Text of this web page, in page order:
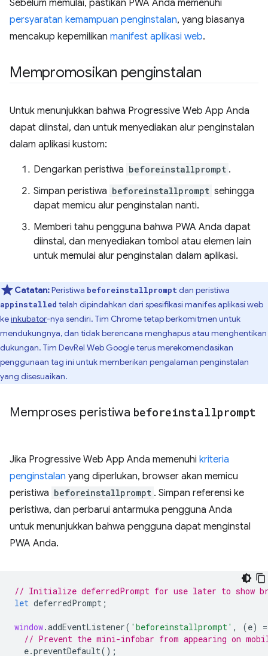
Sebelum memulai, pastikan PWA Anda memenuhi
persyaratan kemampuan penginstalan, yang biasanya
mencakup kepemilikan manifest aplikasi web.
Mempromosikan penginstalan
Untuk menunjukkan bahwa Progressive Web App Anda
dapat diinstal, dan untuk menyediakan alur penginstalan
dalam aplikasi kustom:
Dengarkan peristiwa beforeinstallprompt .
Simpan peristiwa beforeinstallprompt sehingga
dapat memicu alur penginstalan nanti.
Memberi tahu pengguna bahwa PWA Anda dapat
diinstal, dan menyediakan tombol atau elemen lain
untuk memulai alur penginstalan dalam aplikasi.
Catatan:Peristiwa beforeinstallprompt dan peristiwa
appinstalled telah dipindahkan dari spesifikasi manifes aplikasi web
keinkubator-nya sendiri. Tim Chrome tetap berkomitmen untuk
mendukungnya, dan tidak berencana menghapus atau menghentikan
dukungan. Tim DevRel Web Google terus merekomendasikan
penggunaan tag ini untuk memberikan pengalaman penginstalan
yang disesuaikan.
Memproses peristiwa beforeinstallprompt
Jika Progressive Web App Anda memenuhi kriteria
penginstalan yang diperlukan, browser akan memicu
peristiwa beforeinstallprompt . Simpan referensi ke
peristiwa, dan perbarui antarmuka pengguna Anda
untuk menunjukkan bahwa pengguna dapat menginstal
PWA Anda.
// Initialize deferredPrompt for use later to show
let deferredPrompt ;
window.addEventListener( 'beforeinstallprompt' , (e) =
// Prevent the mini-infobar from appearing on
e.preventDefault();